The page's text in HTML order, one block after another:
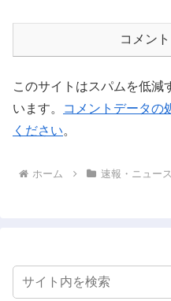
コメン
このサイトはスパムを低減
います。
コメントデータの
ください。
ホーム 速報・ニュース